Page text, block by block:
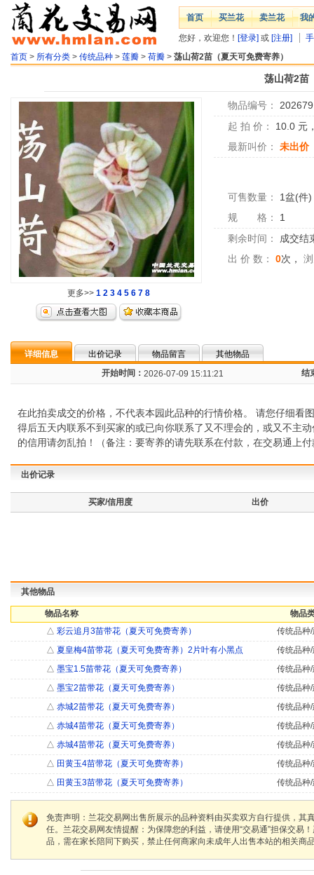
首页 买兰花 卖兰花 我
您好，欢迎您！ [登录] 或 [注册]
首页 > 所有分类 > 传统品种 > 莲瓣 > 荷瓣 > 荡山荷2苗（夏天可免费寄养）
荡山荷2苗
更多>> 1 2 3 4 5 6 7 8
物品编号：
起 拍 价：
10.0 元
最新叫价：
未出价
可售数量： 1盆(件)
规 格：
1
剩余时间：
成交结
出 价 数：
0次，
详细信息 出价记录 物品留言
其他物品
开始时间： 2026-07-09 15:11:21 结
在此拍卖成交的价格，不代表本园此品种的行情价格。 请您仔细看
得后五天内联系不到买家的或已向你联系了又不理会的，或又不主
的信用请勿乱拍！（备注：要寄养的请先联系在付款，在交易通上
出价记录
买家/信用度 出价
其他物品
物品名称
物品
△ 彩云追月3苗带花（夏天可免费寄养）
传统品种
△ 夏皇梅4苗带花（夏天可免费寄养）2片叶有小黑点
传统品种
△ 墨宝1.5苗带花（夏天可免费寄养）
传统品种
△ 墨宝2苗带花（夏天可免费寄养）
传统品种
△ 赤城2苗带花（夏天可免费寄养）
传统品种
△ 赤城4苗带花（夏天可免费寄养）
传统品种
△ 赤城4苗带花（夏天可免费寄养）
传统品种
△ 田黄玉4苗带花（夏天可免费寄养）
传统品种
△ 田黄玉3苗带花（夏天可免费寄养） 传统品种
免责声明：兰花交易网出售所展示的品种资料由买卖双方自行提供，
任。兰花交易网友情提醒：为保障您的利益，请使用“交易通”担保交
品，需在家长陪同下购买，禁止任何商家向未成年人出售本站的相关商